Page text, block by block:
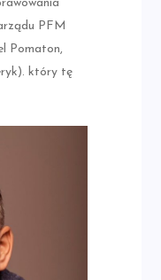
PFM
Pomaton,
który tę